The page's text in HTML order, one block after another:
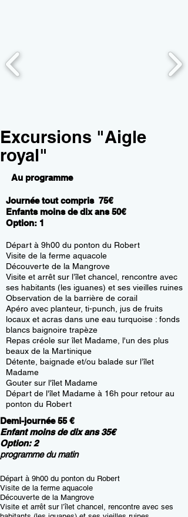
Excursions "Aigle
royal"
Au programme
Journée tout compris 75€
Enfants moins de dix ans 50€
Option: 1
Départ à 9h00 du ponton du Robert
Visite de la ferme aquacole
Découverte de la Mangrove
Visite et arrêt sur l’îlet chancel, rencontre avec
ses habitants (les iguanes) et ses vieilles ruines
Observation de la barrière de corail
Apéro avec planteur, ti-punch, jus de fruits
locaux et acras dans une eau turquoise : fonds
blancs baignoire trapèze
Repas créole sur îlet Madame, l'un des plus
beaux de la Martinique
Détente, baignade et/ou balade sur l’îlet
Madame
Gouter sur l'îlet Madame
Départ de l'îlet Madame à 16h pour retour au
ponton du Robert
Demi-journée 55 €
Enfant moins de dix ans 35€
Option: 2
programme du matin
Départ à 9h00 du ponton du Robert
Visite de la ferme aquacole
Découverte de la Mangrove
Visite et arrêt sur l’îlet chancel, rencontre avec ses